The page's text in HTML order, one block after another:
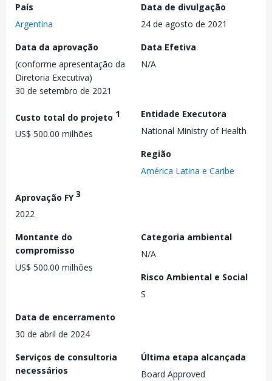
País
Argentina
Data de divulgação
24 de agosto de 2021
Data da aprovação
(conforme apresentação da
Diretoria Executiva)
30 de setembro de 2021
Data Efetiva
N/A
Custo total do projeto 1
US$ 500.00 milhões
Entidade Executora
National Ministry of Health
Região
América Latina e Caribe
Aprovação FY3
2022
Montante do
compromisso
US$ 500.00 milhões
Categoria ambiental
N/A
Risco Ambiental e Social
S
Data de encerramento
30 de abril de 2024
Serviços de consultoria
necessários
Última etapa alcançada
Board Approved